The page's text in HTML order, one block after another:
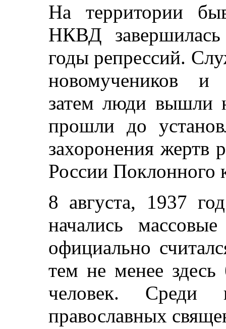
На территории
НКВД
годы репрессий.
новомучеников и
затем люди вышли
прошли до
захоронения жертв
России Поклонного
8 августа, 1937
начались
официально
тем не менее
человек. Среди
православных